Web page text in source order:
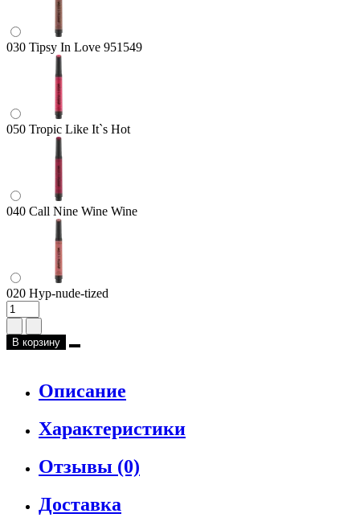
030 Tipsy In Love 951549
050 Tropic Like It`s Hot
040 Call Nine Wine Wine
020 Hyp-nude-tized
В корзину
Описание
Характеристики
Отзывы (0)
Доставка